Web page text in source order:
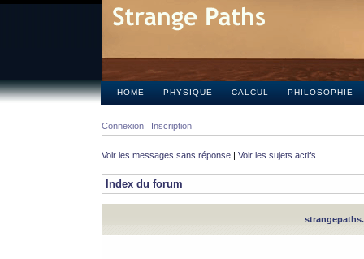
HOME PHYSIQUE CALCUL PHILOSOPHIE
Connexion Inscription
Voir les messages sans réponse | Voir les sujets actifs
Index du forum